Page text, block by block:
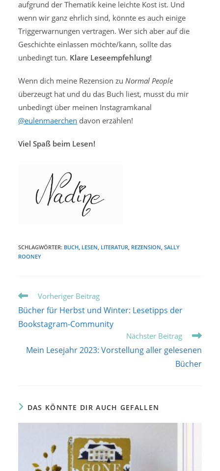
aufgrund der Thematik keine leichte Kost ist. Und
wenn wir ganz ehrlich sind, könnte es auch einige
Triggerwarnungen vertragen. Wer sich aber auf die
Geschichte einlassen möchte/kann, sollte das
unbedingt tun. Klare Leseempfehlung!
Wenn dich meine Rezension zuNormal People
überzeugt hat und du das Buch liest, musst du mir
unbedingt über meinen Instagramkanal
@eulenmaerchen davon erzählen!
Viel Spaß beim Lesen!
SCHLAGWÖRTER: BUCH, LESEN, LITERATUR, REZENSION, SALLY
ROONEY
Weitere
Artikel
ansehen
Vorheriger Beitrag
Bücher für Herbst und Winter: Lesetipps der
Bookstagram-Community
Nächster Beitrag
Mein Lesejahr 2023: Vorstellung aller gelesenen
Bücher
DAS KÖNNTE DIR AUCH GEFALLEN